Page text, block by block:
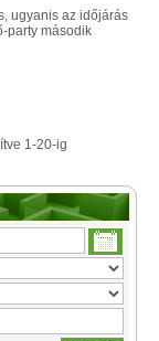
ugyanis az időjárás
party második
1-20-ig